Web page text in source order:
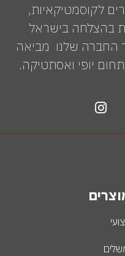
לקוסמטיקאיות,
בהצלחה בישראל
החברה שלנו מביאה
יופי ואסתטיקה.